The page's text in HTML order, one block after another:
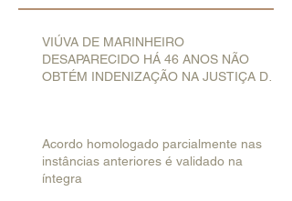
VIÚVA DE MARINHEIRO
DESAPARECIDO HÁ 46 ANOS NÃO
OBTÉM INDENIZAÇÃO NA JUSTIÇA DO
Acordo homologado parcialmente nas
instâncias anteriores é validado na
íntegra